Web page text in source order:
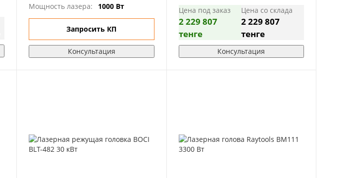
Мощность лазера:
1000 Вт
Запросить КП
Консультация
Цена под заказ
2 229 807
тенге
Цена со склада
2 229 807
тенге
Консультация